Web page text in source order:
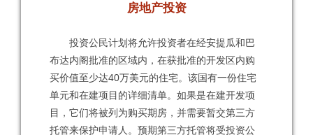
房地产投资
​ 投资公民计划将允许投资者在经安提瓜和巴
布达内阁批准的区域内，在获批准的开发区内购
买价值至少达40万美元的住宅。该国有一份住宅
单元和在建项目的详细清单。如果是在建开发项
目，它们将被列为购买期房，并需要暂交第三方
托管来保护申请人。预期第三方托管将受投资公